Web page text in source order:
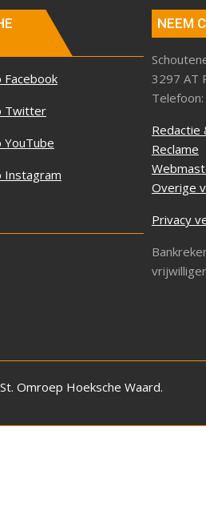
Twitter
Instagram
NEEM
3297 AT
Telefoon:
Redactie
Reclame
Overige
Privacy
Omroep Hoeksche Waard.